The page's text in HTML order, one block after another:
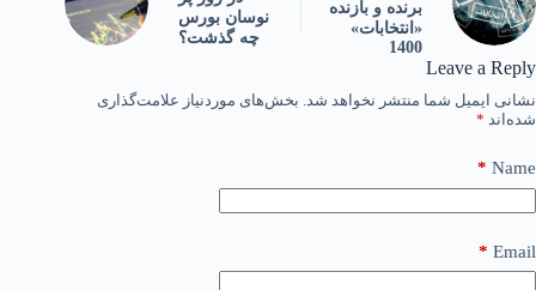
برنده و بازنده
«انتخابات»
1400
نوسان بورس
چه گذشت؟
Leave a Reply
نشانی ایمیل شما منتشر نخواهد شد. بخش‌های موردنیاز علامت‌گذاری
شده‌اند *
Name
*
Email
*